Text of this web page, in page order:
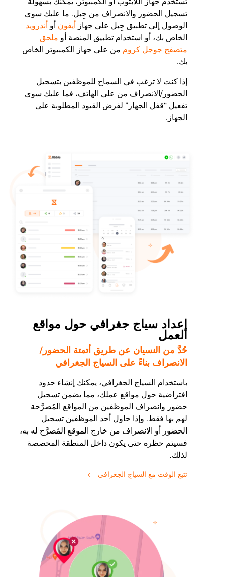
تسجيل الحضور والانصراف من جِبل. ما عليك سوى
الوصول إلى تطبيق جِبل على جهاز أيفون أو أندرويد
الخاص بك، أو استخدام تطبيق المنصة أو ملحق
متصفح جوجل كروم من على جهاز الكمبيوتر الخاص
بك.
إذا كنت لا ترغب في السماح للموظفين بتسجيل
الحضور/الانصراف من على الهاتف، فما عليك سوى
تفعيل “قفل الجهاز” لفرض القيود المطلوبة على
الجهاز.
إعداد سياج جغرافي حول مواقع
العمل
حُدَّ من النسيان عن طريق أتمتة الحضور/
الانصراف بناءً على السياج الجغرافي
باستخدام السياج الجغرافي، يمكنك إنشاء حدود
افتراضية حول مواقع عملك، مما يضمن تسجيل
حضور وانصراف الموظفين من المواقع المُصرَّحة
لهم بها فقط. وإذا حاول أحد الموظفين تسجيل
الحضور أو الانصراف من خارج الموقع المُصرَّح له به،
فسيتم حظره حتى يكون داخل المنطقة المخصصة
لذلك.
تتبع الوقت مع السياج الجغرافي